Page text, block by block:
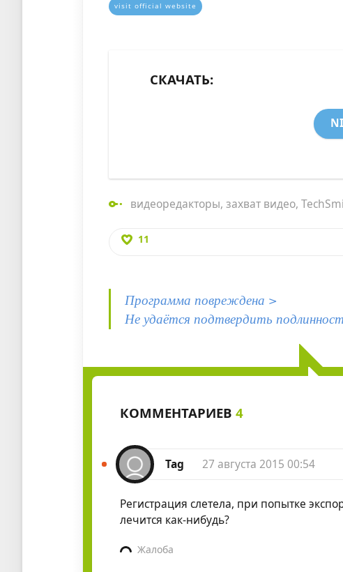
visit official website
СКАЧАТЬ:
видеоредакторы,захват видео,
11
Программа повреждена >
Не удаётся подтвердить
КОММЕНТАРИЕВ 4
Tag 27 августа 2015 00:54
Регистрация слетела, при попытке
лечится как-нибудь?
Жалоба